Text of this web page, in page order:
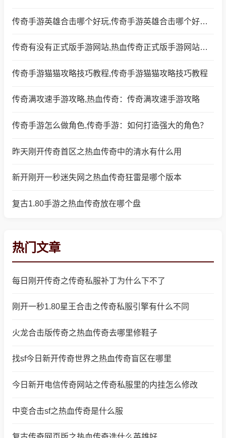
传奇手游英雄合击哪个好玩,传奇手游英雄合击哪个好玩？
传奇有没有正式版手游网站,热血传奇正式版手游网站存在吗？
传奇手游猫猫攻略技巧教程,传奇手游猫猫攻略技巧教程
传奇满攻速手游攻略,热血传奇：传奇满攻速手游攻略
传奇手游怎么做角色,传奇手游：如何打造强大的角色？
昨天刚开传奇首区之热血传奇中的清水有什么用
新开刚开一秒迷失网之热血传奇狂雷是哪个版本
复古1.80手游之热血传奇放在哪个盘
热门文章
每日刚开传奇之传奇私服补丁为什么下不了
刚开一秒1.80星王合击之传奇私服引擎有什么不同
火龙合击版传奇之热血传奇去哪里修鞋子
找sf今日新开传奇世界之热血传奇盲区在哪里
今日新开电信传奇网站之传奇私服里的内挂怎么修改
中变合击sf之热血传奇是什么服